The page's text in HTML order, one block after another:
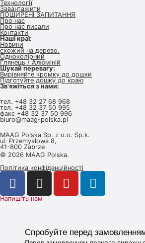
Технології
Завантажити
ПОШИРЕНІ ЗАПИТАННЯ
Про нас
Про нас писали
Контакти
Наші краї:
Новини
схожий на дерево.
Одноколірний
Глянець / Алюміній
Шукай перевагу:
Вирівняйте кромку до дошки
Підготуйте дошку до краю
Зв'яжіться з нами:
тел. +48 32 27 68 968
тел. +48 32 37 50 995
факс +48 32 37 50 996
biuro@maag-polska.pl
MAAG Polska Sp. z o.o. Sp.k.
ul. Przemysłowa 8,
41-800 Zabrze
© 2026 MAAG Polska.
Політика конфіденційності
Напишіть нам
Спробуйте перед